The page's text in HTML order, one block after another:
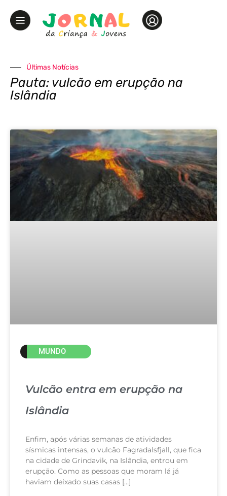
Últimas Notícias
Pauta: vulcão em erupção na
Islândia
MUNDO
Vulcão entra em erupção na
Islândia
Enfim, após várias semanas de atividades
sísmicas intensas, o vulcão Fagradalsfjall, que fica
na cidade de Grindavik, na Islândia, entrou em
erupção. Como as pessoas que moram lá já
haviam deixado suas casas […]